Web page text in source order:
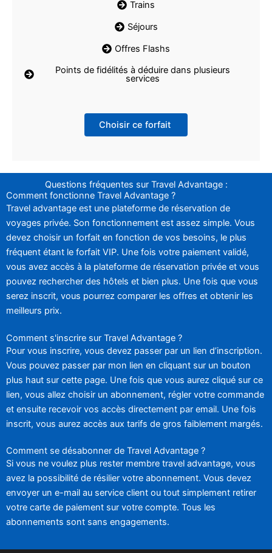
Trains
Séjours
Offres Flashs
Points de fidélités à déduire dans plusieurs
services
Choisir ce forfait
Questions fréquentes sur Travel Advantage :
Comment fonctionne Travel Advantage ?
Travel advantage est une plateforme de réservation de
voyages privée. Son fonctionnement est assez simple. Vous
devez choisir un forfait en fonction de vos besoins, le plus
fréquent étant le forfait VIP. Une fois votre paiement validé,
vous avez accès à la plateforme de réservation privée et vous
pouvez rechercher des hôtels et bien plus. Une fois que vous
serez inscrit, vous pourrez comparer les offres et obtenir les
meilleurs prix.
Comment s'inscrire sur Travel Advantage ?
Pour vous inscrire, vous devez passer par un lien d’inscription.
Vous pouvez passer par mon lien en cliquant sur un bouton
plus haut sur cette page. Une fois que vous aurez cliqué sur ce
lien, vous allez choisir un abonnement, régler votre commande
et ensuite recevoir vos accès directement par email. Une fois
inscrit, vous aurez accès aux tarifs de gros faiblement margés.
Comment se désabonner de Travel Advantage ?
Si vous ne voulez plus rester membre travel advantage, vous
avez la possibilité de résilier votre abonnement. Vous devez
envoyer un e-mail au service client ou tout simplement retirer
votre carte de paiement sur votre compte. Tous les
abonnements sont sans engagements.